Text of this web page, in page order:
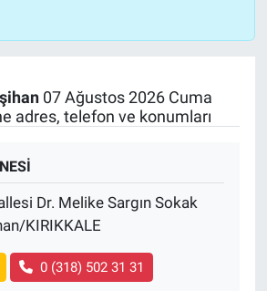
07 Ağustos 2026 Cuma
adres, telefon ve konumları
Dr. Melike Sargın Sokak
KIRIKKALE
0 (318) 502 31 31